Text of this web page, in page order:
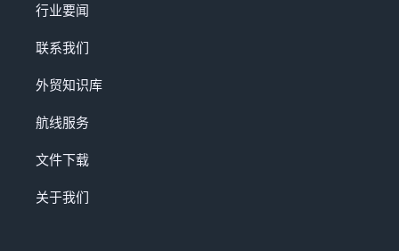
行业要闻
联系我们
外贸知识库
航线服务
文件下载
关于我们